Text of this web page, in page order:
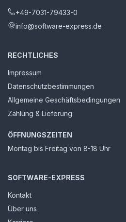
+49-7031-79433-0
info@software-express.de
RECHTLICHES
Impressum
Datenschutzbestimmungen
Allgemeine Geschäftsbedingungen
Zahlung & Lieferung
ÖFFNUNGSZEITEN
Montag bis Freitag von 8-18 Uhr
SOFTWARE-EXPRESS
Kontakt
Über uns